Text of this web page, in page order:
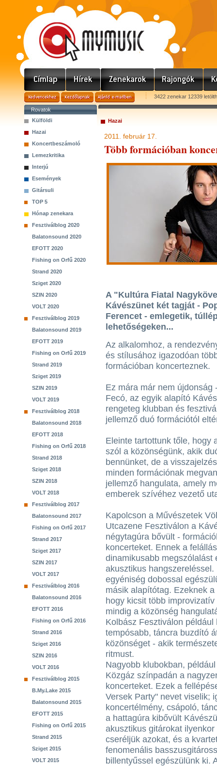
3422 zenekar 12339
Rovatok
Külföldi
Hazai
Koncertbeszámoló
Lemezkritika
Interjú
Események
Gitársuli
TOP 5
Hónap zenekara
Fesztiválblog 2020
Balatonsound 2020
EFOTT 2020
Fishing on Orfű 2020
Strand 2020
Sziget 2020
SZIN 2020
VOLT 2020
Fesztiválblog 2019
Balatonsound 2019
EFOTT 2019
Fishing on Orfű 2019
Strand 2019
Sziget 2019
SZIN 2019
VOLT 2019
Fesztiválblog 2018
Balatonsound 2018
EFOTT 2018
Fishing on Orfű 2018
Strand 2018
Sziget 2018
SZIN 2018
VOLT 2018
Fesztiválblog 2017
Balatonsound 2017
Fishing on Orfű 2017
Strand 2017
Sziget 2017
SZIN 2017
VOLT 2017
Fesztiválblog 2016
Balatonsound 2016
EFOTT 2016
Fishing on Orfű 2016
Strand 2016
Sziget 2016
SZIN 2016
VOLT 2016
Fesztiválblog 2015
B.My.Lake 2015
Balatonsound 2015
EFOTT 2015
Fishing on Orfű 2015
Strand 2015
Sziget 2015
VOLT 2015
Hazai
2011. február 17.
Több formációban
A "Kultúra Fiatal
Kávészünet két tagját -
Ferencet - emlegetik,
lehetőségeken...
Az alkalomhoz, a
és stílusához igazodóan
formációban koncerteznek.
Ez mára már nem újdonság
Fecó, az egyik alapító
rengeteg klubban és
jellemző duó formációtól
Eleinte tartottunk tőle, hogy
szól a közönségünk, akik
bennünket, de a
minden formációnak
jellemző hangulata, amely
emberek szívéhez vezető
Kapolcson a Művészetek
Utcazene Fesztiválon a
négytagúra bővült -
koncerteket. Ennek a
dinamikusabb megszólalást
akusztikus
egyéniség dobossal
másik alapítótag. Ezeknek
hogy kicsit több
mindig a közönség
Kolbász Fesztiválon
tempósabb, táncra buzdító
közönséget - akik
ritmust.
Nagyobb klubokban,
Közgáz színpadán a
koncerteket. Ezek a
Versek Party" nevet viselik;
koncertélmény, csápoló,
a hattagúra kibővült
akusztikus gitárokat
cseréljük azokat, és a
fenomenális
billentyűssel egészülünk ki.